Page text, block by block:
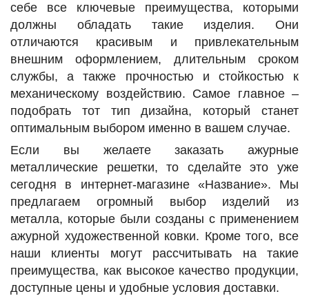
себе все ключевые преимущества, которыми
должны обладать такие изделия. Они
отличаются красивым и привлекательным
внешним оформлением, длительным сроком
службы, а также прочностью и стойкостью к
механическому воздействию. Самое главное –
подобрать тот тип дизайна, который станет
оптимальным выбором именно в вашем случае.
Если вы желаете заказать ажурные
металлические решетки, то сделайте это уже
сегодня в интернет-магазине «Название». Мы
предлагаем огромный выбор изделий из
металла, которые были созданы с применением
ажурной художественной ковки. Кроме того, все
наши клиенты могут рассчитывать на такие
преимущества, как высокое качество продукции,
доступные цены и удобные условия доставки.